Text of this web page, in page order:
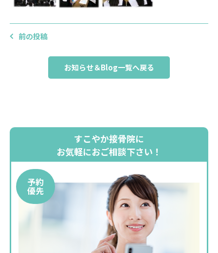
前の投稿
お知らせ＆Blog一覧へ戻る
すこやか接骨院に
お気軽におご相談下さい！
予約
優先